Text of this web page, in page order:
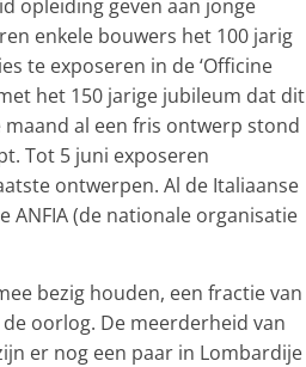
opleiding geven aan jonge
enkele bouwers het 100 jarig
te exposeren in de ‘Officine
het 150 jarige jubileum dat dit
al een fris ontwerp stond
Tot 5 juni exposeren
ontwerpen. Al de Italiaanse
ANFIA (de nationale organisatie
bezig houden, een fractie van
oorlog. De meerderheid van
er nog een paar in Lombardije